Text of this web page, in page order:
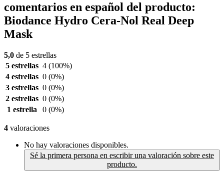
comentarios en español del producto:
Biodance Hydro Cera-Nol Real Deep
Mask
5,0 de 5 estrellas
5 estrellas 4 (100%)
4 estrellas 0 (0%)
3 estrellas 0 (0%)
2 estrellas 0 (0%)
1 estrella
0 (0%)
4 valoraciones
No hay valoraciones disponibles.
Sé la primera persona en escribir una valoración sobre este
producto.